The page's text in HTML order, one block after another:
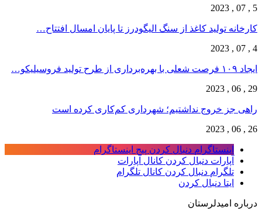
5 , 07 , 2023
کارخانه تولید کاغذ از سنگ الیگودرز تا پایان امسال افتتاح…
4 , 07 , 2023
ایجاد ۱۰۹ فرصت شعلی با بهره‌برداری از طرح تولید فروسیلیکو…
29 , 06 , 2023
راهی جز خروج نداشتیم؛ شهرداری کم‌کاری کرده است
26 , 06 , 2023
اینستاگرام دنبال کردن پیج اینستاگرام
آپارات دنبال کردن کانال آپارات
تلگرام دنبال کردن کانال تلگرام
ایتا دنبال کردن
درباره امیدلرستان